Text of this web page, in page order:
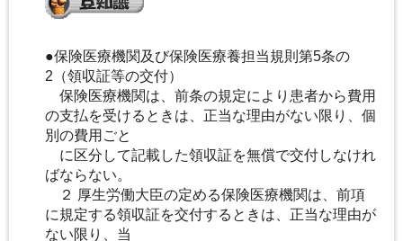
●保険医療機関及び保険医療養担当規則第5条の
2（領収証等の交付）
保険医療機関は、前条の規定により患者から費用
の支払を受けるときは、正当な理由がない限り、個
別の費用ごと
に区分して記載した領収証を無償で交付しなけれ
ばならない。
２ 厚生労働大臣の定める保険医療機関は、前項
に規定する領収証を交付するときは、正当な理由が
ない限り、当